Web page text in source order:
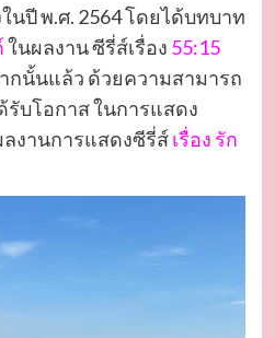
นปี พ.ศ. 2564 โดยได้บทบาท
ในผลงาน ซีรี่ส์เรื่อง 55:15
กนั้นแล้ว ด้วยความสามารถ
รับโอกาส ในการแสดง
งานการแสดงซีรี่ส์เรื่อง รัก